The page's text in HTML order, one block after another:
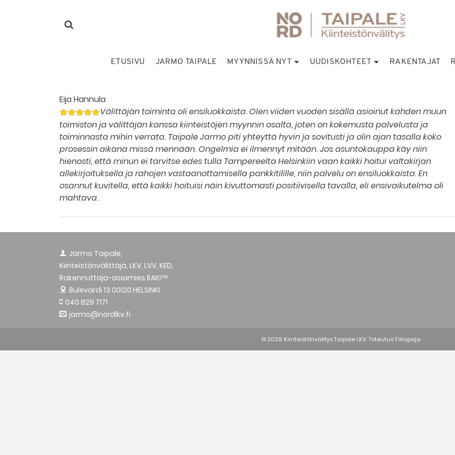
ETUSIVU JARMO TAIPALE MYYNNISSÄ NYT UUDISKOHTEET RAKENTAJAT
Eija Hannula
Välittäjän toiminta oli ensiluokkaista. Olen viiden vuoden sisällä asioinut kahden muun
toimiston ja välittäjän kanssa kiinteistöjen myynnin osalta, joten on kokemusta palvelusta ja
toiminnasta mihin verrata. Taipale Jarmo piti yhteyttä hyvin ja sovitusti ja olin ajan tasalla koko
prosessin aikana missä mennään. Ongelmia ei ilmennyt mitään. Jos asuntokauppa käy niin
hienosti, että minun ei tarvitse edes tulla Tampereelta Helsinkiin vaan kaikki hoitui valtakirjan
allekirjoituksella ja rahojen vastaanottamisella pankkitilille, niin palvelu on ensiluokkaista. En
osannut kuvitella, että kaikki hoituisi näin kivuttomasti positiivisella tavalla, eli ensivaikutelma oli
mahtava.
Jarmo Taipale,
Kiinteistönvälittäjä, LKV, LVV, KED,
Rakennuttaja-asiamies RAKI™
Bulevardi 13 00120 HELSINKI
040 829 7171
jarmo@nordlkv.fi
© 2026 Kiinteistönvälitys Taipale LKV. Toteutus Fiilispaja.